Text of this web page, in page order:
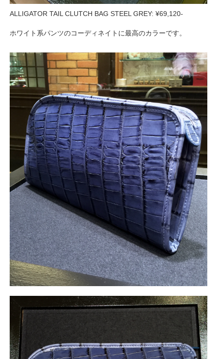
ALLIGATOR TAIL CLUTCH BAG STEEL GREY: ¥69,120-
ホワイト系パンツのコーディネイトに最高のカラーです。